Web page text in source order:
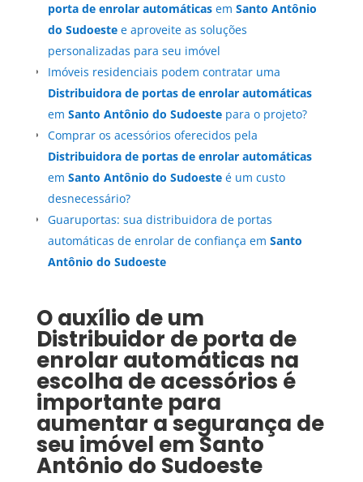
porta de enrolar automáticasem Santo Antônio
do Sudoestee aproveite as soluções
personalizadas para seu imóvel
Imóveis residenciais podem contratar uma
Distribuidora de portas de enrolar automáticas
em Santo Antônio do Sudoestepara o projeto?
Comprar os acessórios oferecidos pela
Distribuidora de portas de enrolar automáticas
em Santo Antônio do Sudoesteé um custo
desnecessário?
Guaruportas: sua distribuidora de portas
automáticas de enrolar de confiança em Santo
Antônio do Sudoeste
O auxílio de um
Distribuidor de porta de
enrolar automáticas na
escolha de acessórios é
importante para
aumentar a segurança de
seu imóvel emSanto
Antônio do Sudoeste